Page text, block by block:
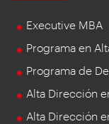
Executive MBA
Programa en
Programa de
Alta Dirección
Alta Dirección